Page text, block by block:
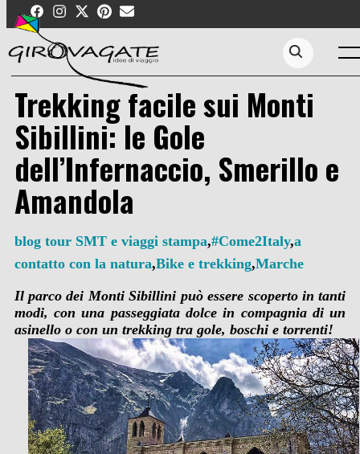
content
Search...
Trekking facile sui Monti
Sibillini: le Gole
dell’Infernaccio, Smerillo e
Amandola
blog tour SMT e viaggi stampa,#Come2Italy,a
contatto con la natura,Bike e trekking,Marche
Il parco dei Monti Sibillini può essere scoperto in tanti
modi, con una passeggiata dolce in compagnia di un
asinello o con un trekking tra gole, boschi e torrenti!